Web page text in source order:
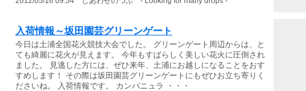
入荷情報～坂田園芸グリーンゲート
今日は土浦全国花火競技大会でした。 グリーンゲート周辺からは、と
ても綺麗に花火が見えます。 今年もすばらしく美しい花火に圧倒され
ました。 見逃した方には、ぜひ来年、土浦にお越しになることをおす
すめします！ その際は坂田園芸グリーンゲートにもぜひお立ち寄りく
ださいね。 入荷情報です。 カンパニュラ ・・・